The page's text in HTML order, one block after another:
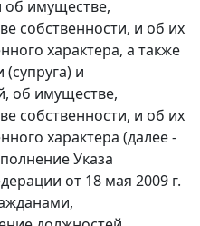
об имуществе,
собственности, и об их
характера, а также
(супруга) и
об имуществе,
собственности, и об их
характера (далее -
Указа
от 18 мая 2009 г.